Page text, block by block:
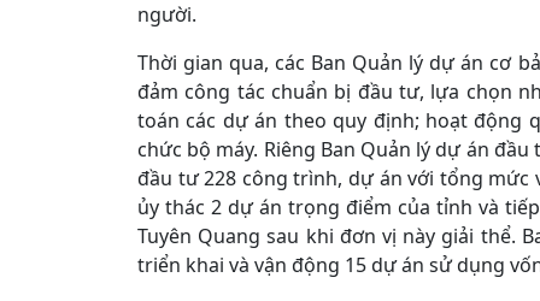
người.
Thời gian qua, các Ban Quản lý dự án cơ
đảm công tác chuẩn bị đầu tư, lựa chọn
toán các dự án theo quy định; hoạt động
chức bộ máy. Riêng Ban Quản lý dự án
đầu tư 228 công trình, dự án với tổng
ủy thác 2 dự án trọng điểm của tỉnh và
Tuyên Quang sau khi đơn vị này giải thể.
triển khai và vận động 15 dự án sử dụng